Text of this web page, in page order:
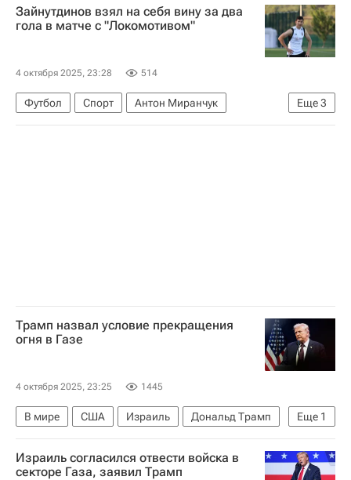
Ахмед аш-Шараа
Зайнутдинов взял на себя вину за два
гола в матче с "Локомотивом"
4 октября 2025, 23:28 514
Еще3
Футбол Спорт
Антон Миранчук
Локомотив (Москва)
Динамо Москва
Трамп назвал условие прекращения
огня в Газе
4 октября 2025, 23:25 1445
Еще 1
В мире США Израиль
Дональд Трамп
ХАМАС
Израиль согласился отвести войска в
секторе Газа, заявил Трамп